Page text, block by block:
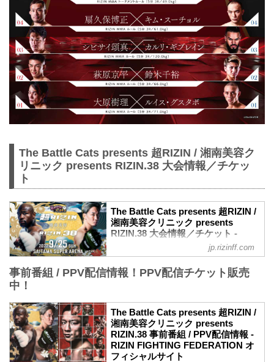
The Battle Cats presents 超RIZIN / 湘南美容ク
リニック presents RIZIN.38 大会情報／チケッ
ト
The Battle Cats presents 超RIZIN /
湘南美容クリニック presents
RIZIN.38 大会情報／チケット -
RIZIN FIGHTING FEDERATION オ
フィシャルサイト
大会概要
美容クリニック presents RIZIN.38
日時
2022年9月25日（日）10:30開場 / 12:00開
始
※RIZIN.38は超RIZIN終了後、1時間の休
jp.rizinff.com
事前番組 / PPV配信情報！PPV配信チケット販売
中！
The Battle Cats presents 超RIZIN /
湘南美容クリニック presents
RIZIN.38 事前番組 / PPV配信情報 -
RIZIN FIGHTING FEDERATION オ
フィシャルサイト